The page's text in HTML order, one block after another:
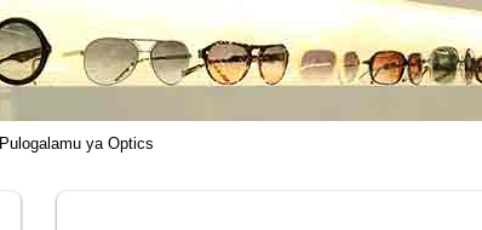
Pulogalamu ya Optics